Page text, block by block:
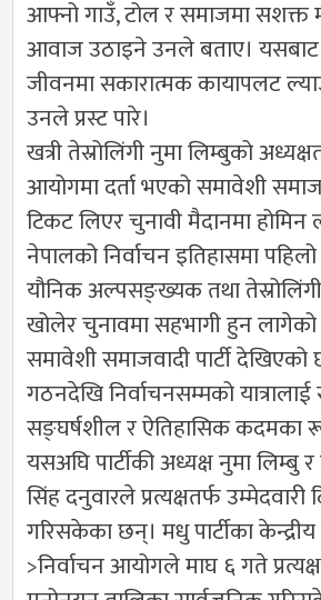
आफ्नो गाउँ, टोल र समाजमा सशक्त
आवाज उठाइने उनले बताए।
जीवनमा सकारात्मक कायापलट
उनले प्रस्ट पारे।
खत्री तेस्रोलिंगी नुमा लिम्बुको
आयोगमा दर्ता भएको समावेशी
टिकट लिएर चुनावी मैदानमा होमिन
नेपालको निर्वाचन इतिहासमा
यौनिक अल्पसङ्ख्यक तथा
खोलेर चुनावमा सहभागी हुन लागेको
समावेशी समाजवादी पार्टी
गठनदेखि निर्वाचनसम्मको
सङ्घर्षशील र ऐतिहासिक कदमका
यसअघि पार्टीकी अध्यक्ष नुमा लिम्बु
सिंह दनुवारले प्रत्यक्षतर्फ उम्मेदवारी
गरिसकेका छन्। मधु पार्टीका
>निर्वाचन आयोगले माघ ६ गते